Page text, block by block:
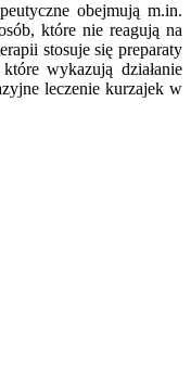
obejmują m.in.
które nie reagują na
stosuje się preparaty
wykazują działanie
leczenie kurzajek w